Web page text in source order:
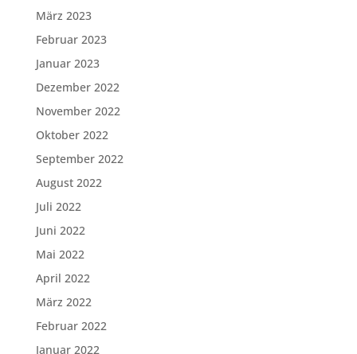
März 2023
Februar 2023
Januar 2023
Dezember 2022
November 2022
Oktober 2022
September 2022
August 2022
Juli 2022
Juni 2022
Mai 2022
April 2022
März 2022
Februar 2022
Januar 2022